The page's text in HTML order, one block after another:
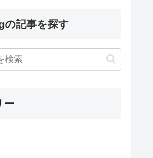
の記事を探す
ー